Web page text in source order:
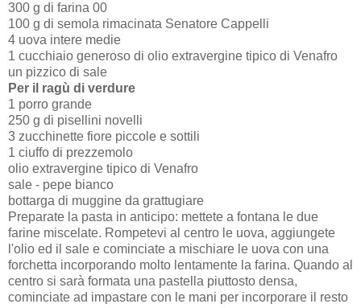
300 g di farina 00
100 g di semola rimacinata Senatore Cappelli
4 uova intere medie
1 cucchiaio generoso di olio extravergine tipico di Venafro
un pizzico di sale
Per il ragù di verdure
1 porro grande
250 g di pisellini novelli
3 zucchinette fiore piccole e sottili
1 ciuffo di prezzemolo
olio extravergine tipico di Venafro
sale - pepe bianco
bottarga di muggine da grattugiare
Preparate la pasta in anticipo: mettete a fontana le due
farine miscelate. Rompetevi al centro le uova, aggiungete
l'olio ed il sale e cominciate a mischiare le uova con una
forchetta incorporando molto lentamente la farina. Quando al
centro si sarà formata una pastella piuttosto densa,
cominciate ad impastare con le mani per incorporare il resto